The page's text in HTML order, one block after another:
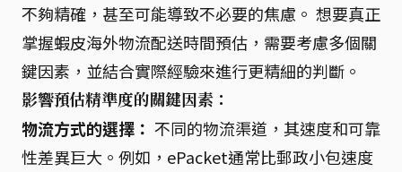
不夠精確，甚至可能導致不必要的焦慮。 想要真正
掌握蝦皮海外物流配送時間預估，需要考慮多個關
鍵因素，並結合實際經驗來進行更精細的判斷。
影響預估精準度的關鍵因素：
物流方式的選擇： 不同的物流渠道，其速度和可靠
性差異巨大。例如，ePacket通常比郵政小包速度